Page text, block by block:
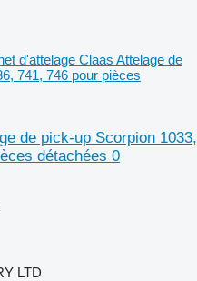
d'attelage Claas Attelage de
741, 746 pour pièces
de pick-up Scorpion 1033,
détachées 0
LTD